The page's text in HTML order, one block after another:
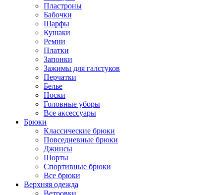
Пластроны
Бабочки
Шарфы
Кушаки
Ремни
Платки
Запонки
Зажимы для галстуков
Перчатки
Белье
Носки
Головные уборы
Все аксессуары
Брюки
Классические брюки
Повседневные брюки
Джинсы
Шорты
Спортивные брюки
Все брюки
Верхняя одежда
Ветровки